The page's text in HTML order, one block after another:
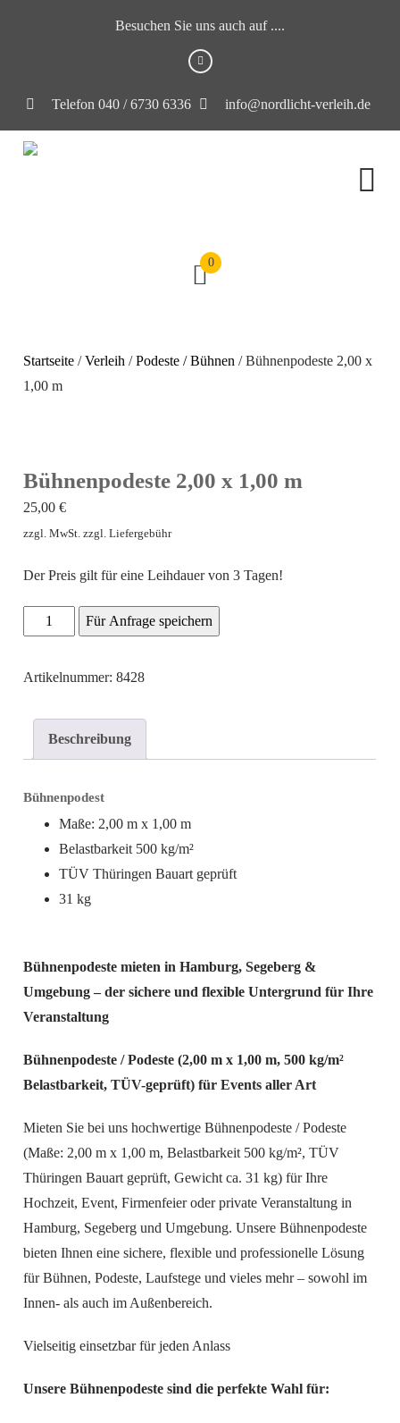
Besuchen Sie uns auch auf ....
Telefon 040 / 6730 6336 info@nordlicht-verleih.de
0
Startseite /Verleih /Podeste / Bühnen / Bühnenpodeste 2,00 x
1,00 m
Bühnenpodeste 2,00 x 1,00 m
25,00€
zzgl. MwSt. zzgl. Liefergebühr
Der Preis gilt für eine Leihdauer von 3 Tagen!
Bühnenpodeste
m
Menge
Für Anfrage speichern
Artikelnummer: 8428
Beschreibung
Bühnenpodest
Maße: 2,00 m x 1,00 m
Belastbarkeit 500 kg/m²
TÜV Thüringen Bauart geprüft
31 kg
Bühnenpodeste mieten in Hamburg, Segeberg &
Umgebung – der sichere und flexible Untergrund für Ihre
Veranstaltung
Bühnenpodeste / Podeste (2,00 m x 1,00 m, 500 kg/m²
Belastbarkeit, TÜV-geprüft) für Events aller Art
Mieten Sie bei uns hochwertige Bühnenpodeste / Podeste
(Maße: 2,00 m x 1,00 m, Belastbarkeit 500 kg/m², TÜV
Thüringen Bauart geprüft, Gewicht ca. 31 kg) für Ihre
Hochzeit, Event, Firmenfeier oder private Veranstaltung in
Hamburg, Segeberg und Umgebung. Unsere Bühnenpodeste
bieten Ihnen eine sichere, flexible und professionelle Lösung
für Bühnen, Podeste, Laufstege und vieles mehr – sowohl im
Innen- als auch im Außenbereich.
Vielseitig einsetzbar für jeden Anlass
Unsere Bühnenpodeste sind die perfekte Wahl für: